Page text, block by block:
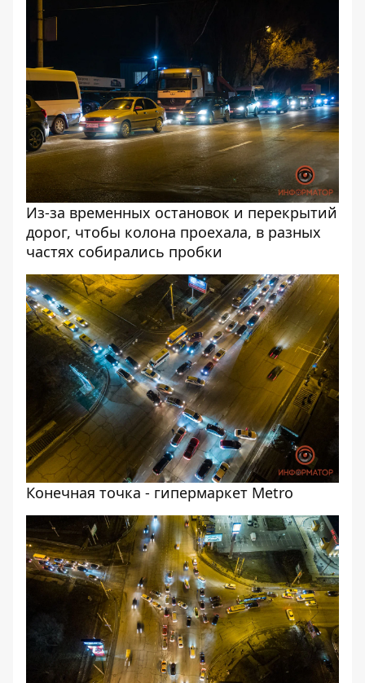
Из-за временных остановок и перекрытий
дорог, чтобы колона проехала, в разных
частях собирались пробки
Конечная точка - гипермаркет Metro